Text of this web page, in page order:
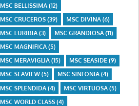
MSC BELLISSIMA(12)
MSC CRUCEROS(39) MSC DIVINA(6)
MSC EURIBIA(3) MSC GRANDIOSA(11)
MSC MAGNIFICA(5)
MSC MERAVIGLIA(15) MSC SEASIDE(9)
MSC SEAVIEW(5) MSC SINFONIA(4)
MSC SPLENDIDA(4) MSC VIRTUOSA(5)
MSC WORLD CLASS(4)